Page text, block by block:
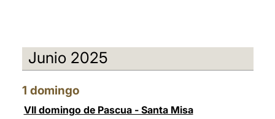
Junio 2025
1 domingo
VII domingo de Pascua - Santa Misa